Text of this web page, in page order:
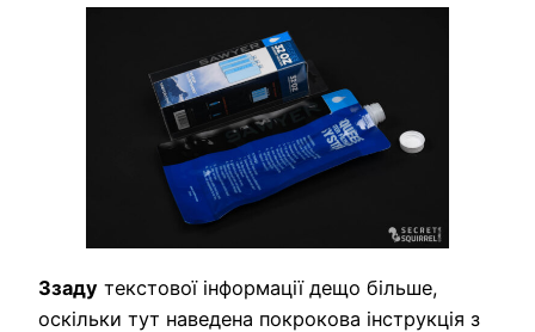
Ззаду текстової інформації дещо більше,
оскільки тут наведена покрокова інструкція з